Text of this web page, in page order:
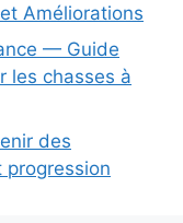
Améliorations
— Guide
les chasses à
des